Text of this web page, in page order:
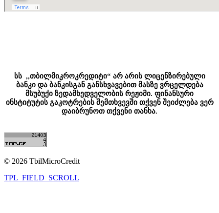
სს ,,თბილმიკროკრედიტი“ არ არის ლიცენზირებული
ბანკი და ბანკისგან განსხვავებით მასზე ვრცელდება
მსუბუქი ზედამხედველობის რეჟიმი. ფინანსური
ინსტიტუტის გაკოტრების შემთხვევში თქვენ შეიძლება ვერ
დაიბრუნოთ თქვენი თანხა.
© 2026 TbilMicroCredit
TPL_FIELD_SCROLL